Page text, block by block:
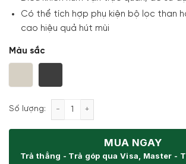
Có thể tích hợp phụ kiện bộ lọc than
cao hiệu quả hút mùi
Màu sắc
Số lượng: Máy hút mùi đảo Smeg Cortina
MUA NGAY
Trả thẳng - Trả góp qua Visa, Master -